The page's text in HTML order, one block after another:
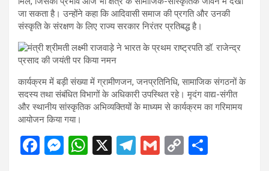
जा सकता है। उन्होंने कहा कि आदिवासी समाज की प्रगति और उनकी
संस्कृति के संरक्षण के लिए राज्य सरकार निरंतर प्रतिबद्ध है।
कार्यक्रम में बड़ी संख्या में ग्रामीणजन, जनप्रतिनिधि, सामाजिक संगठनों के
सदस्य तथा संबंधित विभागों के अधिकारी उपस्थित रहे। मृदंग वाद्य-संगीत
और स्थानीय सांस्कृतिक अभिव्यक्तियों के माध्यम से कार्यक्रम का गरिमामय
आयोजन किया गया।
F
M W X
T
G
C